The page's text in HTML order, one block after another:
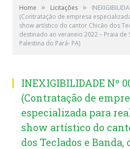
Home » Licitações »
(Contratação de empresa
show artístico do cantor Chicão dos
destinado ao veraneio 2022 – Praia de
Palestina do Pará- PA)
INEXIGIBILIDADE Nº
(Contratação de
especializada para
show artístico do
dos Teclados e Banda,